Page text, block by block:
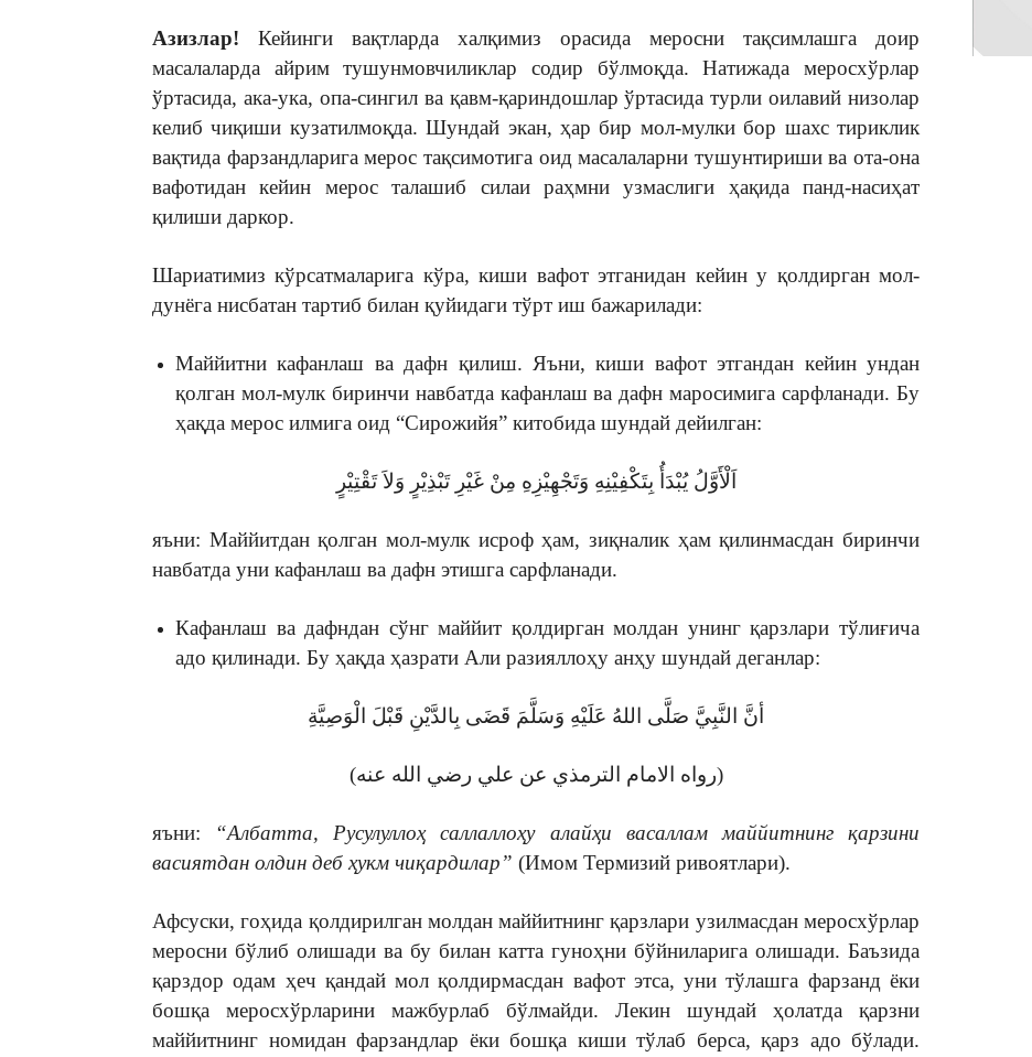
Азизлар! Кейинги вақтларда халқимиз орасида меросни тақсимлашга доир
масалаларда айрим тушунмовчиликлар содир бўлмоқда. Натижада меросхўрлар
ўртасида, ака-ука, опа-сингил ва қавм-қариндошлар ўртасида турли оилавий низолар
келиб чиқиши кузатилмоқда. Шундай экан, ҳар бир мол-мулки бор шахс тириклик
вақтида фарзандларига мерос тақсимотига оид масалаларни тушунтириши ва ота-она
вафотидан кейин мерос талашиб силаи раҳмни узмаслиги ҳақида панд-насиҳат
қилиши даркор.
Шариатимиз кўрсатмаларига кўра, киши вафот этганидан кейин у қолдирган мол-
дунёга нисбатан тартиб билан қуйидаги тўрт иш бажарилади:
Маййитни кафанлаш ва дафн қилиш. Яъни, киши вафот этгандан кейин ундан
қолган мол-мулк биринчи навбатда кафанлаш ва дафн маросимига сарфланади. Бу
ҳақда мерос илмига оид “Сирожийя” китобида шундай дейилган:
اَلْأَوَّلُ يُبْدَأُ بِتَكْفِيْنِهِ وَتَجْهِيْزِهِ مِنْ غَيْرِ تَبْذِيْرٍ وَلاَ تَقْتِيْرٍ
яъни: Маййитдан қолган мол-мулк исроф ҳам, зиқналик ҳам қилинмасдан биринчи
навбатда уни кафанлаш ва дафн этишга сарфланади.
Кафанлаш ва дафндан сўнг маййит қолдирган молдан унинг қарзлари тўлиғича
адо қилинади. Бу ҳақда ҳазрати Али разияллоҳу анҳу шундай деганлар:
أنَّ النَّبِيَّ صَلَّى اللهُ عَلَيْهِ وَسَلَّمَ قَضَى بِالدَّيْنِ قَبْلَ الْوَصِيَّةِ
(رواه الامام الترمذي عن علي رضي الله عنه)
яъни: “Албатта, Русулуллоҳ саллаллоҳу алайҳи васаллам маййитнинг қарзини
васиятдан олдин деб ҳукм чиқардилар” (Имом Термизий ривоятлари).
Афсуски, гоҳида қолдирилган молдан маййитнинг қарзлари узилмасдан меросхўрлар
меросни бўлиб олишади ва бу билан катта гуноҳни бўйниларига олишади. Баъзида
қарздор одам ҳеч қандай мол қолдирмасдан вафот этса, уни тўлашга фарзанд ёки
бошқа меросхўрларини мажбурлаб бўлмайди. Лекин шундай ҳолатда қарзни
маййитнинг номидан фарзандлар ёки бошқа киши тўлаб берса, қарз адо бўлади.